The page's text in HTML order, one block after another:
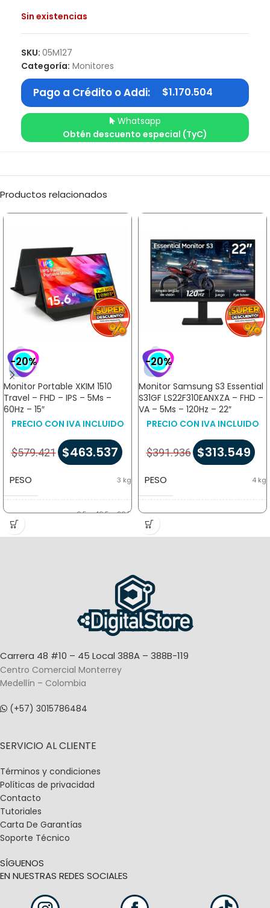
Sin existencias
SKU: 05M127
Categoría: Monitores
Pago a Crédito o Addi: $1.170.504
Whatsapp
Obtén descuento especial (TyC)
Productos relacionados
-20%
Monitor Portable XKIM 1510
Travel – FHD – IPS – 5Ms –
60Hz – 15″
PRECIO CON IVA INCLUIDO
$579.421 $463.537
PESO 3 kg
DIMENSIONES
6,5 × 40,5 × 26,5
-20%
Monitor Samsung S3 Essential
S31GF LS22F310EANXZA – FHD –
VA – 5Ms – 120Hz – 22″
PRECIO CON IVA INCLUIDO
$391.936 $313.549
PESO 4 kg
DIMENSIONES
Carrera 48 #10 – 45 Local 388A – 388B-119
Centro Comercial Monterrey
Medellín – Colombia
(+57) 3015786484
SERVICIO AL CLIENTE
Términos y condiciones
Políticas de privacidad
Contacto
Tutoriales
Carta De Garantías
Soporte Técnico
SÍGUENOS
EN NUESTRAS REDES SOCIALES